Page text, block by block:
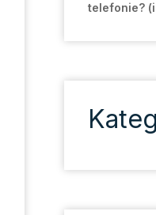
telefonie?